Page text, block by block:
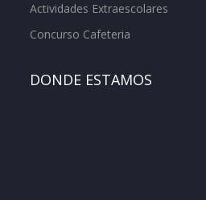
Actividades Extraescolares
Concurso Cafeteria
DONDE ESTAMOS